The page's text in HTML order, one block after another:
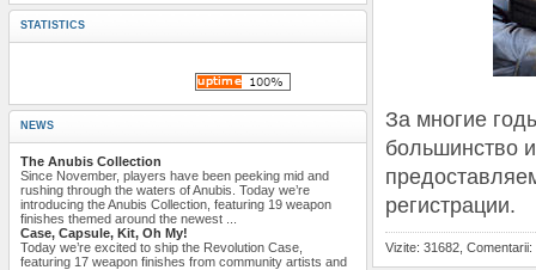
STATISTICS
NEWS
The Anubis Collection
Since November, players have been peeking mid and
rushing through the waters of Anubis. Today we’re
introducing the Anubis Collection, featuring 19 weapon
finishes themed around the newest ...
Case, Capsule, Kit, Oh My!
Today we’re excited to ship the Revolution Case,
featuring 17 weapon finishes from community artists and
За многие
большинство
регистрации.
Vizite: 31682, Comentarii: